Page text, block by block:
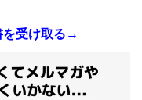
を受け取る→